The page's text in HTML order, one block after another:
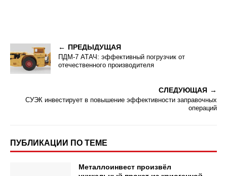
ПРЕДЫДУЩАЯ
ПДМ-7 АТАЧ: эффективный погрузчик от
отечественного производителя
СЛЕДУЮЩАЯ
СУЭК инвестирует в повышение эффективности заправочных
операций
ПУБЛИКАЦИИ ПО ТЕМЕ
Металлоинвест произвёл